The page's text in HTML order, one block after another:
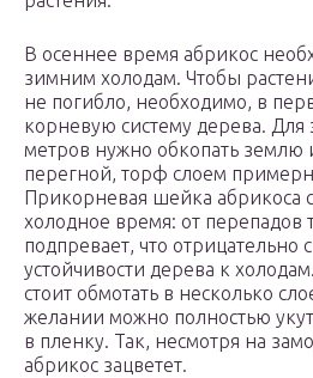
В осеннее время абрикос
зимним холодам. Чтобы
не погибло, необходимо, в
корневую систему дерева. Для
метров нужно обкопать землю
перегной, торф слоем
Прикорневая шейка абрикоса
холодное время: от перепадов
подпревает, что отрицательно
устойчивости дерева к
стоит обмотать в несколько
желании можно полностью
в пленку. Так, несмотря на
абрикос зацветет.